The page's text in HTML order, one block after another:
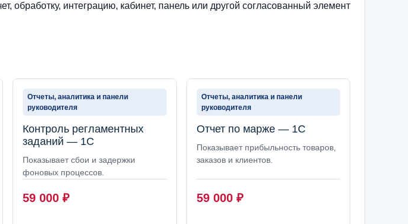
обработку, интеграцию, кабинет, панель или другой согласованный элемент
Отчеты, аналитика и панели
руководителя
Контроль регламентных
заданий — 1С
Показывает сбои и задержки
фоновых процессов.
59 000 ₽
Отчеты, аналитика и панели
руководителя
Отчет по марже — 1С
Показывает прибыльность товаров,
заказов и клиентов.
59 000 ₽